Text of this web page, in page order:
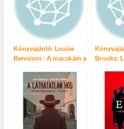
Könyvajánló: Louise
Rennison : A macskám a
Brooks: